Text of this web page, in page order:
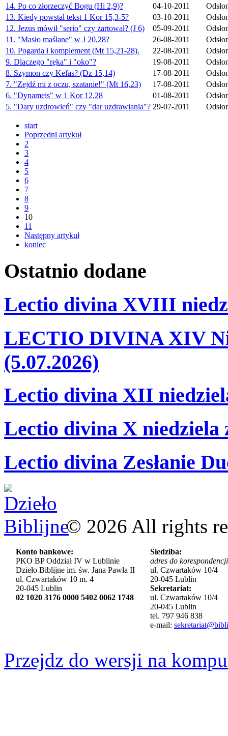
14. Po co złorzeczyć Bogu (Hi 2,9)?
04-10-2011
13. Kiedy powstał tekst 1 Kor 15,3-5?
03-10-2011
12. Jezus mówił "serio" czy żartował? (J 6)
05-09-2011
11. "Masło maślane" w J 20,28?
26-08-2011
10. Pogarda i komplement (Mt 15,21-28).
22-08-2011
9. Dlaczego "ręka" i "oko"?
19-08-2011
8. Szymon czy Kefas? (Dz 15,14)
17-08-2011
7. "Zejdź mi z oczu, szatanie!" (Mt 16,23)
17-08-2011
6. "Dynameis" w 1 Kor 12,28
01-08-2011
5. "Dary uzdrowień" czy "dar uzdrawiania"? 29-07-2011
start
Poprzedni artykuł
2
3
4
5
6
7
8
9
10
11
Następny artykuł
koniec
Ostatnio dodane
Lectio divina XVIII
LECTIO DIVINA XIV
(5.07.2026)
Lectio divina XII
Lectio divina X niedziela
Lectio divina Zesłanie
© 2026 All rights
Konto bankowe:
PKO BP Oddział IV w Lublinie
Dzieło Biblijne im. św. Jana Pawła II
ul. Czwartaków 10 m. 4
20-045 Lublin
02 1020 3176 0000 5402 0062 1748
Siedziba:
adres do
ul. Czwartaków 10/4
20-045 Lublin
Sekretariat:
ul. Czwartaków 10/4
20-045 Lublin
tel. 797 946 838
e-mail:
Przejdz do wersji na